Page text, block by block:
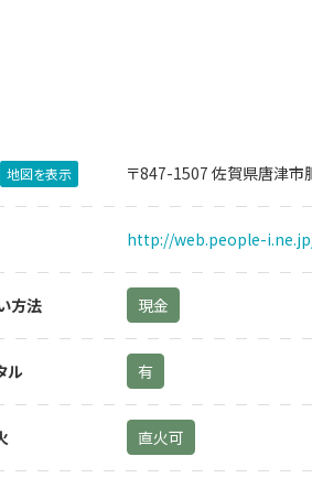
地図を表示 〒847-1507 佐賀県唐津市
http://web.people-
方法 現金
ル 有
直火可